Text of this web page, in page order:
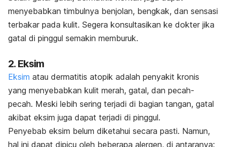
menyebabkan timbulnya benjolan, bengkak, dan sensasi
terbakar pada kulit. Segera konsultasikan ke dokter jika
gatal di pinggul semakin memburuk.
2. Eksim
Eksim atau dermatitis atopik adalah penyakit kronis
yang menyebabkan kulit merah, gatal, dan pecah-
pecah. Meski lebih sering terjadi di bagian tangan, gatal
akibat eksim juga dapat terjadi di pinggul.
Penyebab eksim belum diketahui secara pasti. Namun,
hal ini dapat dipicu oleh beberapa alergen, di antaranya: